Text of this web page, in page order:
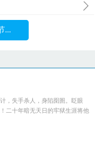
...
，失手杀人，身陷囹圄。眨眼
二十年暗无天日的牢狱生涯将他